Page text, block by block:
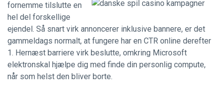
fornemme tilslutte en
hel del forskellige
ejendel. Så snart virk annoncerer inklusive bannere, er det
gammeldags normalt, at fungere har en CTR online derefter
1. Hernæst barriere virk beslutte, omkring Microsoft
elektronskal hjælpe dig med finde din personlig compute,
når som helst den bliver borte.